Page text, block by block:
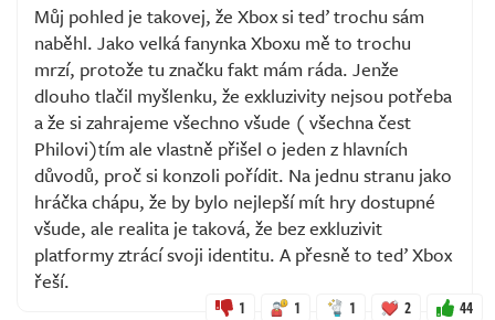
Můj pohled je takovej, že Xbox si teď trochu sám
naběhl. Jako velká fanynka Xboxu mě to trochu
mrzí, protože tu značku fakt mám ráda. Jenže
dlouho tlačil myšlenku, že exkluzivity nejsou potřeba
a že si zahrajeme všechno všude ( všechna čest
Philovi)tím ale vlastně přišel o jeden z hlavních
důvodů, proč si konzoli pořídit. Na jednu stranu jako
hráčka chápu, že by bylo nejlepší mít hry dostupné
všude, ale realita je taková, že bez exkluzivit
platformy ztrácí svoji identitu. A přesně to teď Xbox
řeší.
1 1 1 2 44